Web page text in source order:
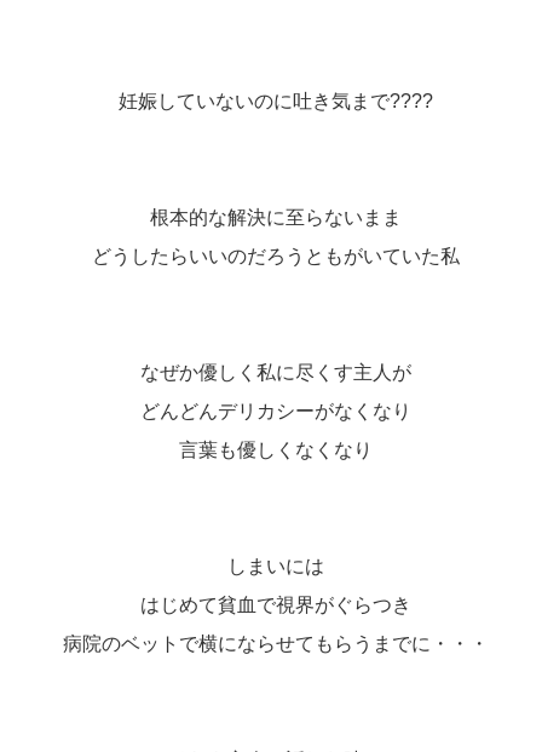
妊娠していないのに吐き気まで????
根本的な解決に至らないまま
どうしたらいいのだろうともがいていた私
なぜか優しく私に尽くす主人が
どんどんデリカシーがなくなり
言葉も優しくなくなり
しまいには
はじめて貧血で視界がぐらつき
病院のベットで横にならせてもらうまでに・・・